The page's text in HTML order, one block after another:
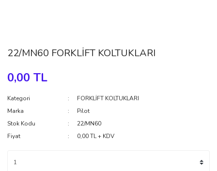
22/MN60 FORKLİFT KOLTUKLARI
0,00 TL
Kategori
FORKLİFT KOLTUKLARI
Marka
Pilot
Stok Kodu
22/MN60
Fiyat
0,00 TL + KDV